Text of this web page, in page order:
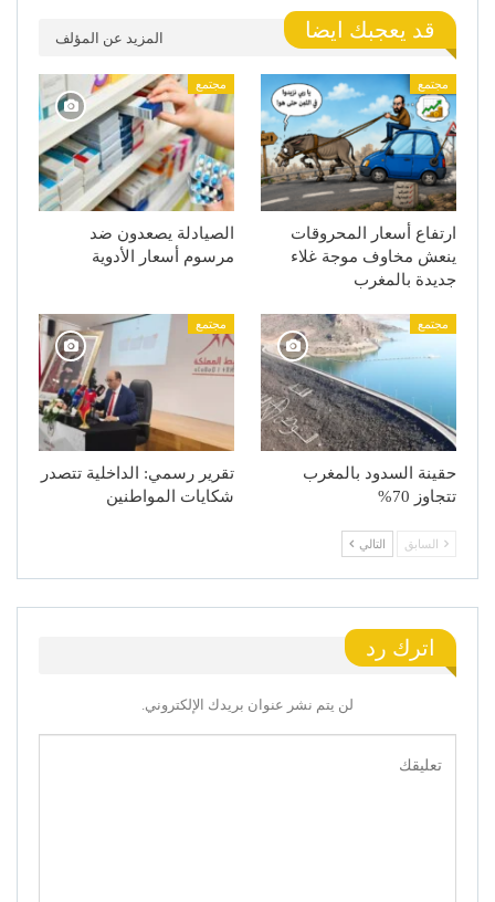
قد يعجبك ايضا المزيد عن المؤلف
مجتمع
ارتفاع أسعار المحروقات
ينعش مخاوف موجة غلاء
جديدة بالمغرب
مجتمع
الصيادلة يصعدون ضد
مرسوم أسعار الأدوية
مجتمع
حقينة السدود بالمغرب
تتجاوز 70%
مجتمع
تقرير رسمي: الداخلية تتصدر
شكايات المواطنين
السابق التالي
اترك رد
لن يتم نشر عنوان بريدك الإلكتروني.